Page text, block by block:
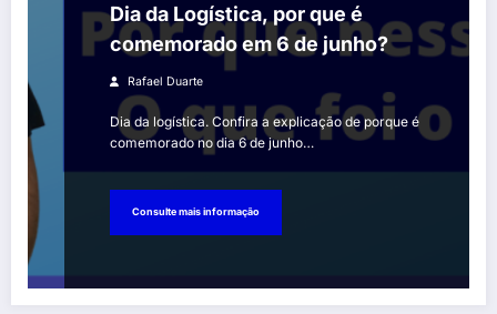
Dia da Logística, por que é
comemorado em 6 de junho?
Rafael Duarte
Dia da logística. Confira a explicação de porque é
comemorado no dia 6 de junho…
Consulte mais informação